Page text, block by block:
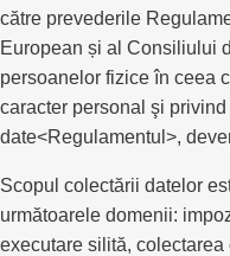
către prevederile
European și al Consiliului
persoanelor fizice în ceea
caracter personal şi
date<Regulamentul>,
Scopul colectării datelor
următoarele domenii:
executare silită,